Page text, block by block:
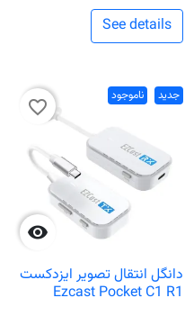
See details
جدید ناموجود

favorite_border
دانگل انتقال تصویر ایزدکست
Ezcast Pocket C1 R1